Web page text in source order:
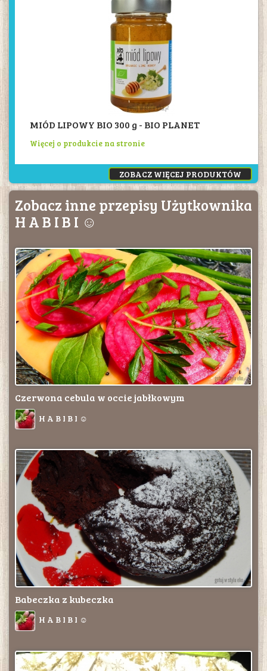
MIÓD LIPOWY BIO 300 g - BIO PLANET
Więcej o produkcie na stronie
ZOBACZ WIĘCEJ PRODUKTÓW
Zobacz inne przepisy Użytkownika
H A B I B I ☺
Czerwona cebula w occie jabłkowym
H A B I B I ☺
Babeczka z kubeczka
H A B I B I ☺